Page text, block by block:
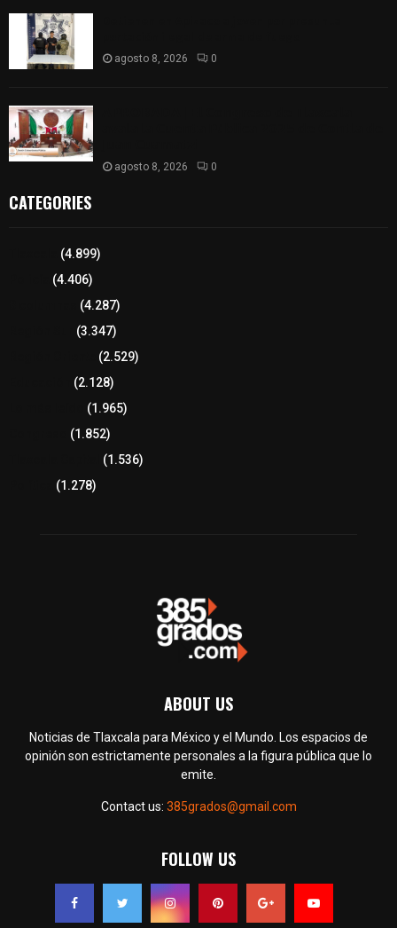
agosto 8, 2026 0
agosto 8, 2026 0
CATEGORIES
(4.899)
(4.406)
(4.287)
(3.347)
(2.529)
(2.128)
(1.965)
(1.852)
(1.536)
(1.278)
ABOUT US
Noticias de Tlaxcala para México y el Mundo. Los espacios de
opinión son estrictamente personales a la figura pública que lo
emite.
Contact us: 385grados@gmail.com
FOLLOW US